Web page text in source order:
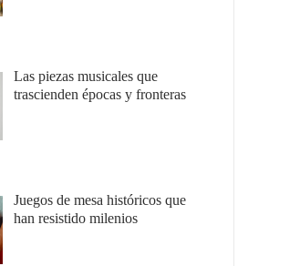
Las piezas musicales que
trascienden épocas y fronteras
Juegos de mesa históricos que
han resistido milenios